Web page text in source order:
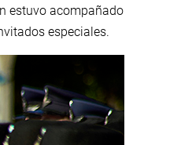
estuvo acompañado
especiales.